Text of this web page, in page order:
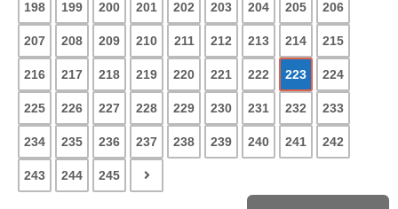
198 199 200 201 202 203 204 205 206
207 208 209 210 211 212 213 214 215
216 217 218 219 220 221 222 223 224
225 226 227 228 229 230 231 232 233
234 235 236 237 238 239 240 241 242
243 244 245